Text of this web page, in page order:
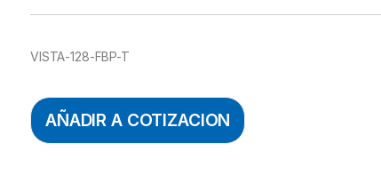
VISTA-128-FBP-T
AÑADIR A COTIZACION